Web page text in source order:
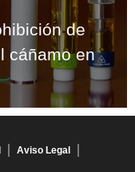
de
cáñamo en
Aviso Legal